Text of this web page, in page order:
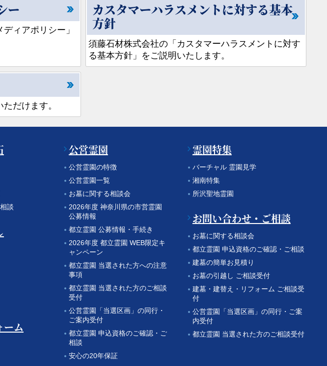
ー
ィアポリシー」
カスタマーハラスメントに対する基本
方針
須藤石材株式会社の「カスタマーハラスメントに対す
る基本方針」をご説明いたします。
だけます。
談
ーム
公営霊園
公営霊園の特徴
公営霊園一覧
お墓に関する相談会
2026年度 神奈川県の市営霊園
公募情報
都立霊園 公募情報・手続き
2026年度 都立霊園 WEB限定キ
ャンペーン
都立霊園 当選された方への注意
事項
都立霊園 当選された方のご相談
受付
公営霊園「当選区画」の同行・
ご案内受付
都立霊園 申込資格のご確認・ご
相談
安心の20年保証
霊園特集
バーチャル 霊園見学
湘南特集
所沢聖地霊園
お問い合わせ・ご相談
お墓に関する相談会
都立霊園 申込資格のご確認・ご相談
建墓の簡単お見積り
お墓の引越し ご相談受付
建墓・建替え・リフォーム ご相談受
付
公営霊園「当選区画」の同行・ご案
内受付
都立霊園 当選された方のご相談受付